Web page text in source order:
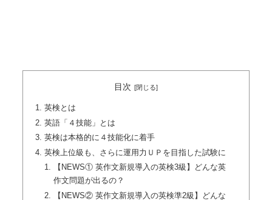
目次
英検とは
英語「４技能」とは
英検は本格的に４技能化に着手
英検上位級も、さらに運用力ＵＰを目指した試験に
【NEWS① 英作文新規導入の英検3級】どんな英
作文問題が出るの？
【NEWS② 英作文新規導入の英検準2級】どんな